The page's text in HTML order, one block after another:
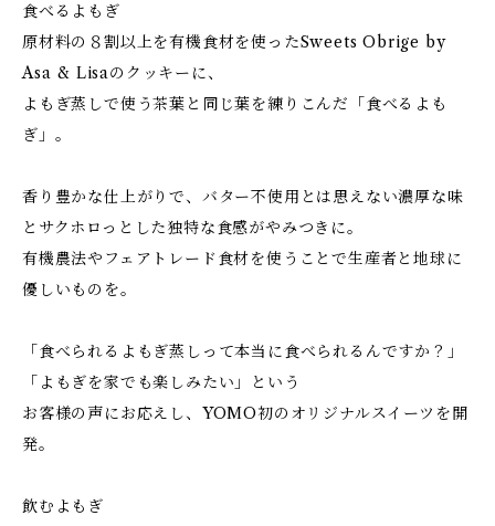
食べるよもぎ
原材料の８割以上を有機食材を使ったSweets Obrige by
Asa & Lisaのクッキーに、
よもぎ蒸しで使う茶葉と同じ葉を練りこんだ「食べるよも
ぎ」。
香り豊かな仕上がりで、バター不使用とは思えない濃厚な味
とサクホロっとした独特な食感がやみつきに。
有機農法やフェアトレード食材を使うことで生産者と地球に
優しいものを。
「食べられるよもぎ蒸しって本当に食べられるんですか？」
「よもぎを家でも楽しみたい」という
お客様の声にお応えし、YOMO初のオリジナルスイーツを開
発。
飲むよもぎ